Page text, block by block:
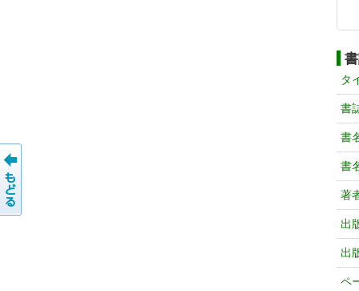
タ
書
書
書
著
出
出
ペ